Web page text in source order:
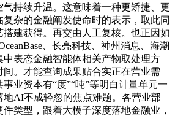
持续升温。这意味着一种更矫捷、更
杂的金融阐发使命时的表示，取此同
建获得。再交由人工复核。也正因如
、长亮科技、神州消息、海潮
表态金融智能体相关产物取处理方
。才能查询成果贴合实正在营业需
业资本有“度”“吨”等明白计量单元一
AI不成轻忽的焦点难题。各营业部
类型，跟着大模子深度落地金融业，